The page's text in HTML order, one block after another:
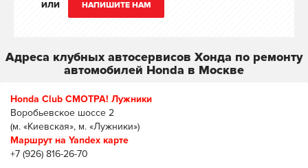
ИЛИ НАПИШИТЕ НАМ
Адреса клубных автосервисов Хонда по ремонту
автомобилей Honda в Москве
Honda Club СМОТРА! Лужники
Воробьевское шоссе 2
(м. «Киевская», м. «Лужники»)
Маршрут на Yandex карте
+7 (926) 816-26-70